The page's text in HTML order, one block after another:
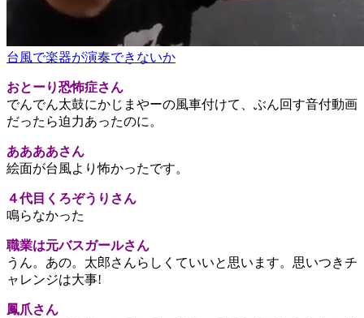
台風で楽器が演奏できないか
おとーり恐怖症さん
でんでん太鼓にかじまやーの風車付けて、ぶん回す音付動画
だったら迫力あったのに。
ああああさん
絵面が台風より怖かったです。
４代目くろぞうりさん
鳴らなかった
職業は元バスガールさん
うん。あの。太郎さんらしくていいと思います。思いつきチ
ャレンジは大事!
鳳爪さん